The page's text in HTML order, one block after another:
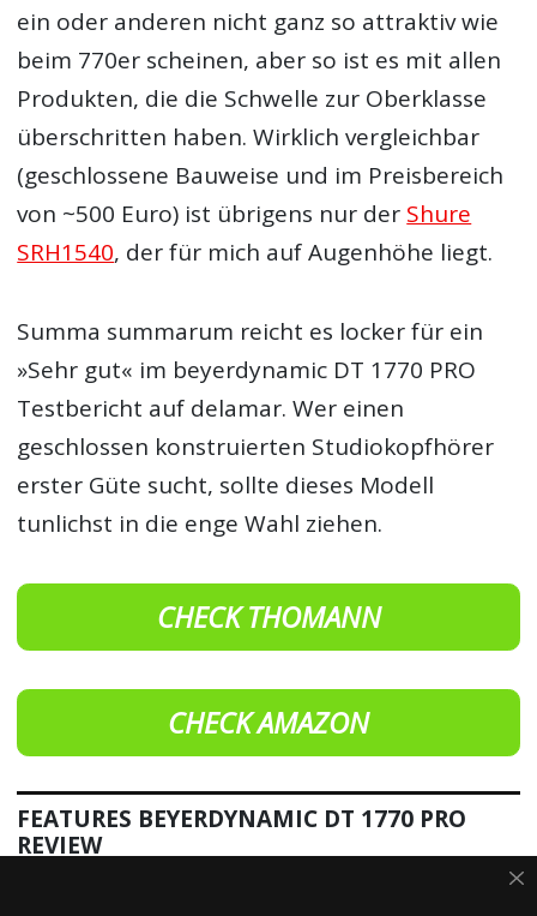
ein oder anderen nicht ganz so attraktiv wie
beim 770er scheinen, aber so ist es mit allen
Produkten, die die Schwelle zur Oberklasse
überschritten haben. Wirklich vergleichbar
(geschlossene Bauweise und im Preisbereich
von ~500 Euro) ist übrigens nur der Shure
SRH1540, der für mich auf Augenhöhe liegt.
Summa summarum reicht es locker für ein
»Sehr gut« im beyerdynamic DT 1770 PRO
Testbericht auf delamar. Wer einen
geschlossen konstruierten Studiokopfhörer
erster Güte sucht, sollte dieses Modell
tunlichst in die enge Wahl ziehen.
CHECK THOMANN
CHECK AMAZON
FEATURES BEYERDYNAMIC DT 1770 PRO
REVIEW